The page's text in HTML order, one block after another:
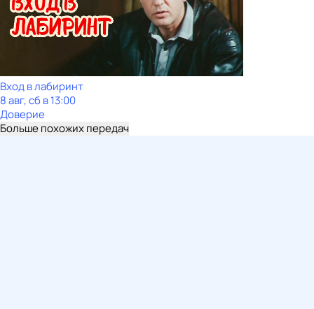
Вход в лабиринт
8 авг, сб в 13:00
Доверие
Больше похожих передач